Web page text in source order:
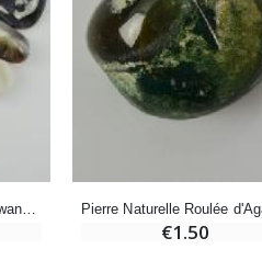
Bougie Neuvaine pour une Guérison - 17.5cm
€23.00
Pierre Roulée Agate Botswana AA
€1.50